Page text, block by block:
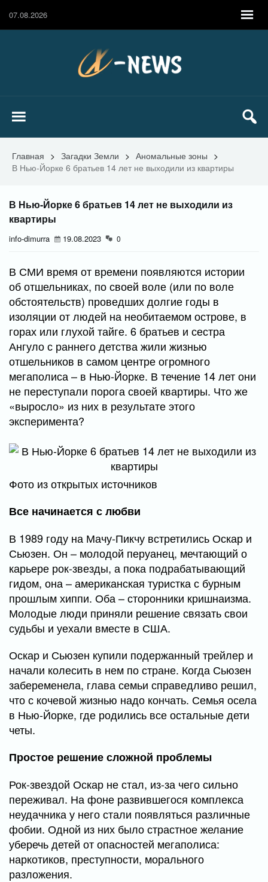
07.08.2026
Главная > Загадки Земли > Аномальные зоны >
В Нью-Йорке 6 братьев 14 лет не выходили из квартиры
В Нью-Йорке 6 братьев 14 лет не выходили из
квартиры
info-dimurra 19.08.2023 0
В СМИ время от времени появляются истории
об отшельниках, по своей воле (или по воле
обстоятельств) проведших долгие годы в
изоляции от людей на необитаемом острове, в
горах или глухой тайге. 6 братьев и сестра
Ангуло с раннего детства жили жизнью
отшельников в самом центре огромного
мегаполиса – в Нью-Йорке. В течение 14 лет они
не переступали порога своей квартиры. Что же
«выросло» из них в результате этого
эксперимента?
Фото из открытых источников
Все начинается с любви
В 1989 году на Мачу-Пикчу встретились Оскар и
Сьюзен. Он – молодой перуанец, мечтающий о
карьере рок-звезды, а пока подрабатывающий
гидом, она – американская туристка с бурным
прошлым хиппи. Оба – сторонники кришнаизма.
Молодые люди приняли решение связать свои
судьбы и уехали вместе в США.
Оскар и Сьюзен купили подержанный трейлер и
начали колесить в нем по стране. Когда Сьюзен
забеременела, глава семьи справедливо решил,
что с кочевой жизнью надо кончать. Семья осела
в Нью-Йорке, где родились все остальные дети
четы.
Простое решение сложной проблемы
Рок-звездой Оскар не стал, из-за чего сильно
переживал. На фоне развившегося комплекса
неудачника у него стали появляться различные
фобии. Одной из них было страстное желание
уберечь детей от опасностей мегаполиса:
наркотиков, преступности, морального
разложения.